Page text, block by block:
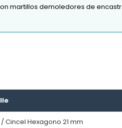
martillos demoledores de
Cincel Hexagono 21 mm